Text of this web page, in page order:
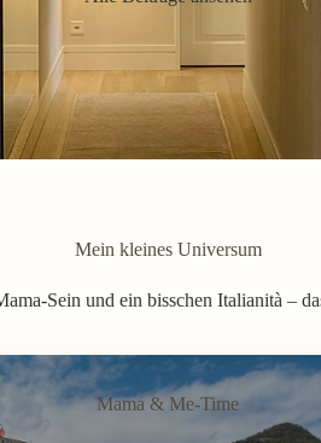
Mein kleines Universum
Sein und ein bisschen Italianità –
Mama & Me-Time